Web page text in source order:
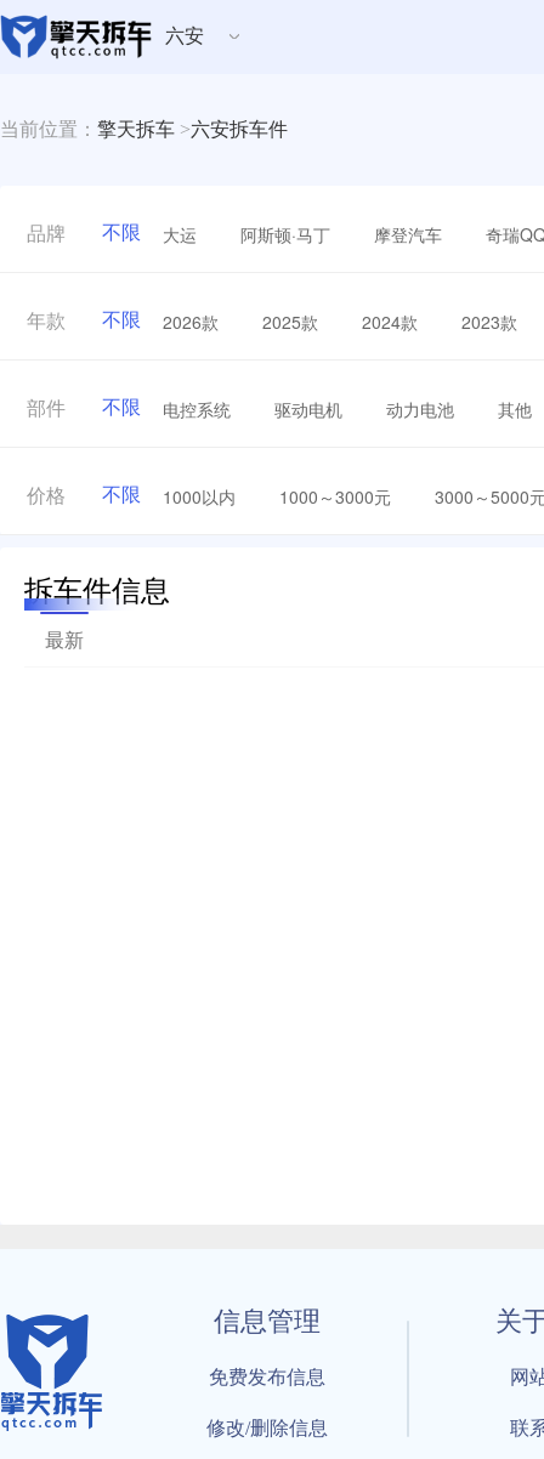
六安
当前位置： 擎天拆车 >六安拆车件
品牌 不限 大运 阿斯顿·马丁 摩登汽车 奇瑞
年款 不限 2026款 2025款 2024款 2023款
部件 不限 电控系统 驱动电机 动力电池 其他
价格 不限 1000以内 1000～3000元 3000～5000
拆车件信息
最新
信息管理
免费发布信息
修改/删除信息
关
网
联